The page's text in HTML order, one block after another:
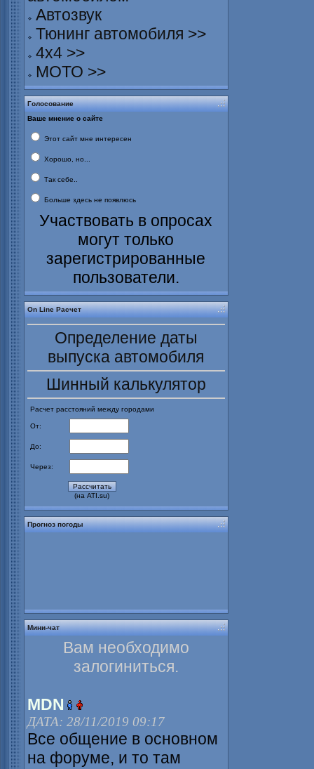
Автозвук
Тюнинг автомобиля >>
4х4 >>
МОТО >>
Голосование
Ваше мнение о сайте
Этот сайт мне интересен
Хорошо, но...
Так себе..
Больше здесь не появлюсь
Участвовать в опросах
могут только
зарегистрированные
пользователи.
On Line Расчет
Определение даты
выпуска автомобиля
Шинный калькулятор
Расчет расстояний между городами
От:
До:
Через:
(на ATI.su)
Прогноз погоды
Мини-чат
Вам необходимо
залогиниться.
MDN
ДАТА: 28/11/2019 09:17
Все общение в основном
на форуме, и то там